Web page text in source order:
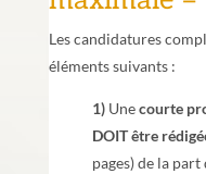
Les candidatures
éléments suivants :
1) Unecourte
DOIT être
pages) de la